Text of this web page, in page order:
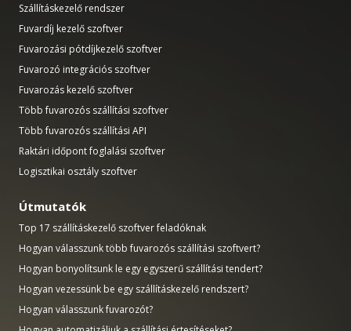
Szállításkezelő rendszer
Fuvardíj kezelő szoftver
Fuvarozási pótdíjkezelő szoftver
Fuvarozó integrációs szoftver
Fuvarozás kezelő szoftver
Több fuvarozós szállítási szoftver
Több fuvarozós szállítási API
Raktári időpont foglalási szoftver
Logisztikai osztály szoftver
Útmutatók
Top 17 szállításkezelő szoftver feladóknak
Hogyan válasszunk több fuvarozós szállítási szoftvert?
Hogyan bonyolítsunk le egy egyszerű szállítási tendert?
Hogyan vezessünk be egy szállításkezelő rendszert?
Hogyan válasszunk fuvarozót?